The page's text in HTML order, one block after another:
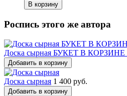
В корзину
Роспись этого же автора
Доска сырная БУКЕТ В КОРЗИНЕ
Добавить в корзину
Доска сырная 1 400 руб.
Добавить в корзину